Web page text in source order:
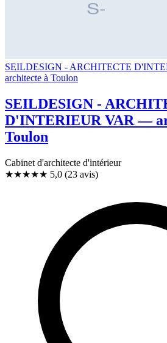
SEILDESIGN - ARCHITECTE
architecte à Toulon
SEILDESIGN -
D'INTERIEUR VAR —
Toulon
Cabinet d'architecte d'intérieur
★★★★★ 5,0 (23 avis)